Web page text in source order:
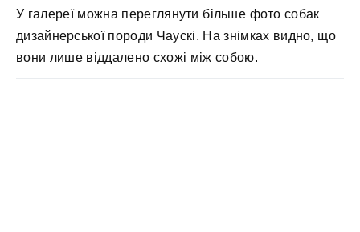
У галереї можна переглянути більше фото собак
дизайнерської породи Чаускі. На знімках видно, що
вони лише віддалено схожі між собою.